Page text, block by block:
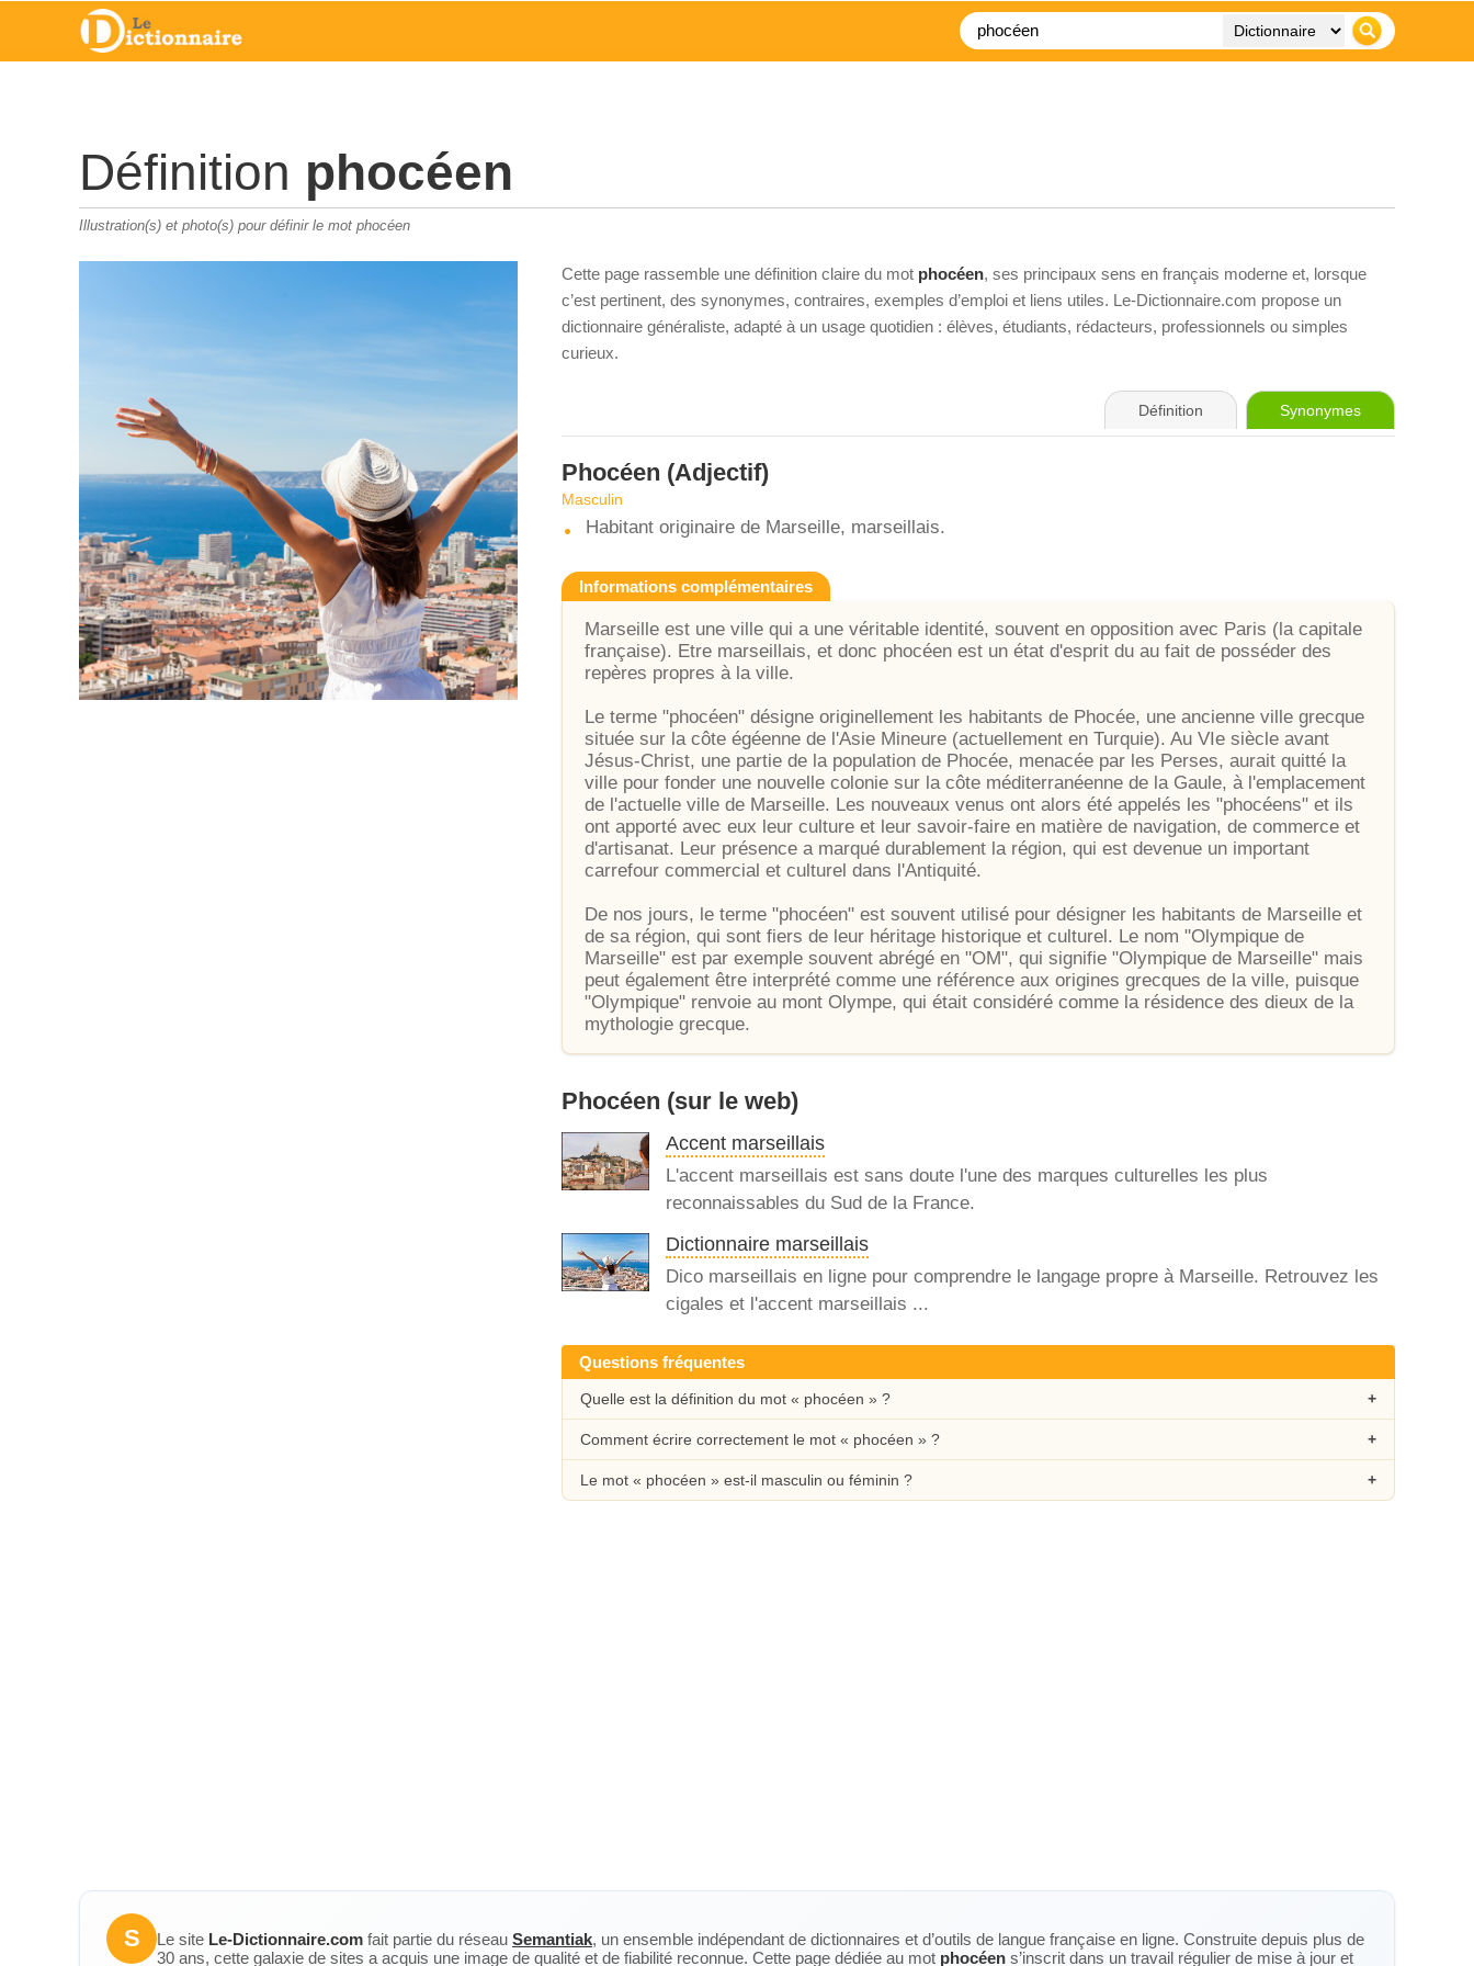
Définition phocéen
Illustration(s) et photo(s) pour définir le mot phocéen
Cette page rassemble une définition claire du mot phocéen, ses principaux sens en français moderne et, lorsque
c’est pertinent, des synonymes, contraires, exemples d’emploi et liens utiles. Le-Dictionnaire.com propose un
dictionnaire généraliste, adapté à un usage quotidien : élèves, étudiants, rédacteurs, professionnels ou simples
curieux.
Définition Synonymes
Phocéen (Adjectif)
Masculin
Habitant originaire de Marseille, marseillais.
Informations complémentaires
Marseille est une ville qui a une véritable identité, souvent en opposition avec Paris (la capitale
française). Etre marseillais, et donc phocéen est un état d'esprit du au fait de posséder des
repères propres à la ville.
Le terme "phocéen" désigne originellement les habitants de Phocée, une ancienne ville grecque
située sur la côte égéenne de l'Asie Mineure (actuellement en Turquie). Au VIe siècle avant
Jésus-Christ, une partie de la population de Phocée, menacée par les Perses, aurait quitté la
ville pour fonder une nouvelle colonie sur la côte méditerranéenne de la Gaule, à l'emplacement
de l'actuelle ville de Marseille. Les nouveaux venus ont alors été appelés les "phocéens" et ils
ont apporté avec eux leur culture et leur savoir-faire en matière de navigation, de commerce et
d'artisanat. Leur présence a marqué durablement la région, qui est devenue un important
carrefour commercial et culturel dans l'Antiquité.
De nos jours, le terme "phocéen" est souvent utilisé pour désigner les habitants de Marseille et
de sa région, qui sont fiers de leur héritage historique et culturel. Le nom "Olympique de
Marseille" est par exemple souvent abrégé en "OM", qui signifie "Olympique de Marseille" mais
peut également être interprété comme une référence aux origines grecques de la ville, puisque
"Olympique" renvoie au mont Olympe, qui était considéré comme la résidence des dieux de la
mythologie grecque.
Phocéen (sur le web)
Accent marseillais
L'accent marseillais est sans doute l'une des marques culturelles les plus
reconnaissables du Sud de la France.
Dictionnaire marseillais
Dico marseillais en ligne pour comprendre le langage propre à Marseille. Retrouvez les
cigales et l'accent marseillais ...
Questions fréquentes
Quelle est la définition du mot « phocéen » ?
Comment écrire correctement le mot « phocéen » ?
Le mot « phocéen » est-il masculin ou féminin ?
S Le site Le-Dictionnaire.com fait partie du réseau Semantiak, un ensemble indépendant de dictionnaires et d’outils de langue française en ligne. Construite depuis plus de
30 ans, cette galaxie de sites a acquis une image de qualité et de fiabilité reconnue. Cette page dédiée au mot phocéen s’inscrit dans un travail régulier de mise à jour et